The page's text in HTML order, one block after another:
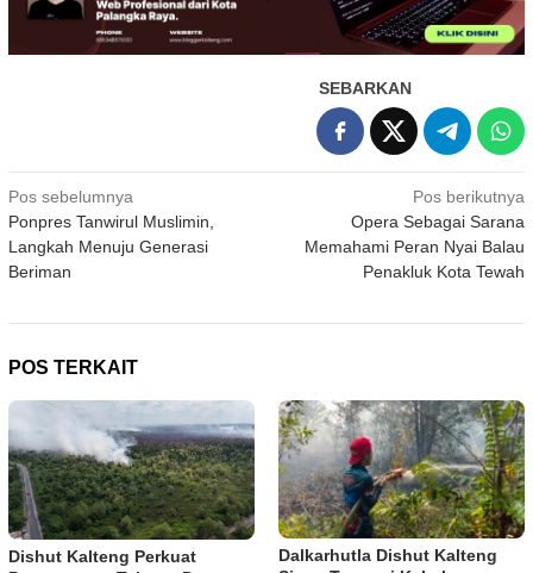
SEBARKAN
Navigasi
pos
Pos sebelumnya
Ponpres Tanwirul Muslimin,
Langkah Menuju Generasi
Beriman
Pos berikutnya
Opera Sebagai Sarana
Memahami Peran Nyai Balau
Penakluk Kota Tewah
POS TERKAIT
Dishut Kalteng Perkuat
Dalkarhutla Dishut Kalteng